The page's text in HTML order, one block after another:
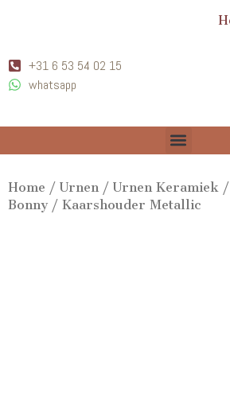
+31 6 53 54 02 15
whatsapp
Home / Urnen / Urnen Keramiek /
Bonny / Kaarshouder Metallic